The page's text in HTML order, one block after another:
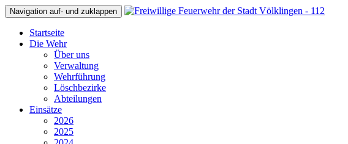
Navigation auf- und zuklappen
Startseite
Die Wehr
Über uns
Verwaltung
Wehrführung
Löschbezirke
Abteilungen
Einsätze
2026
2025